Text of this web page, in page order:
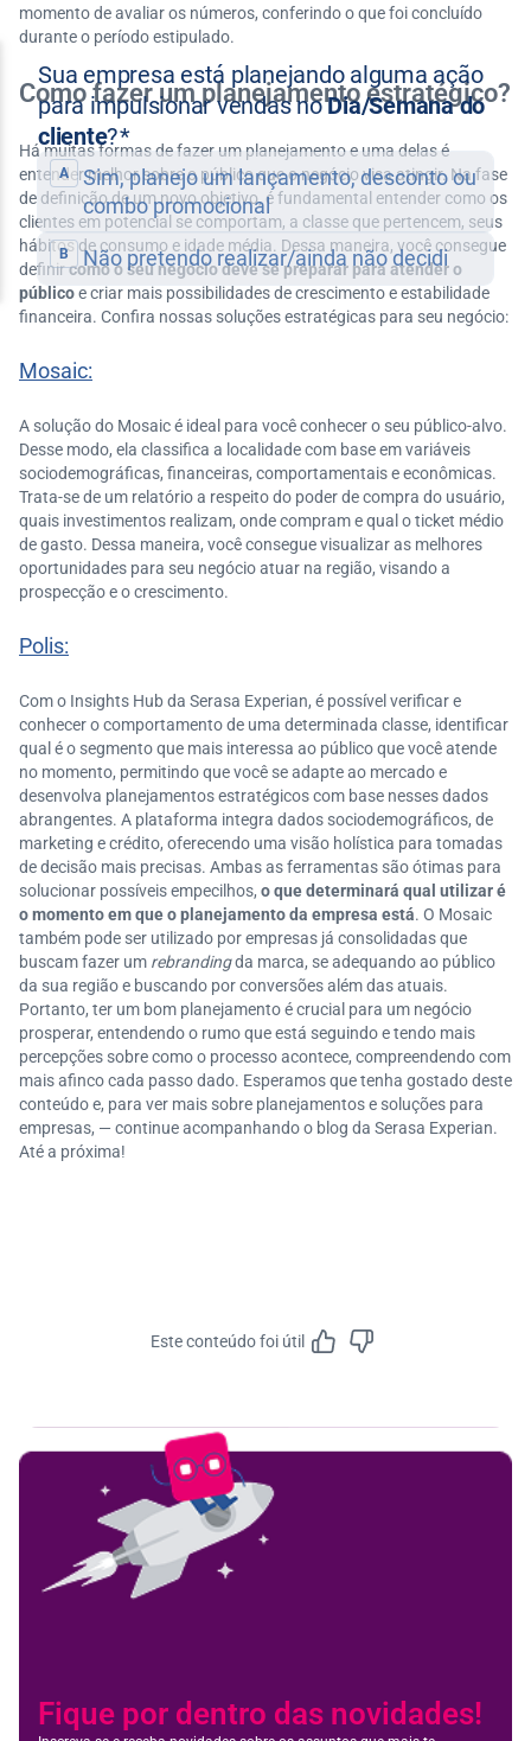
momento de avaliar os números, conferindo o que foi concluído
durante o período estipulado.
Como fazer um planejamento estratégico?
Há muitas formas de fazer um planejamento e uma delas é
entender melhor sobre o público que o negócio visa atingir. Na fase
de definição de um novo objetivo, é fundamental entender como os
clientes em potencial se comportam, a classe que pertencem, seus
hábitos de consumo e idade média. Dessa maneira, você consegue
definircomo o seu negócio deve se preparar para atender o
públicoe criar mais possibilidades de crescimento e estabilidade
financeira. Confira nossas soluções estratégicas para seu negócio:
Mosaic:
A solução do Mosaic é ideal para você conhecer o seu público-alvo.
Desse modo, ela classifica a localidade com base em variáveis
sociodemográficas, financeiras, comportamentais e econômicas.
Trata-se de um relatório a respeito do poder de compra do usuário,
quais investimentos realizam, onde compram e qual o ticket médio
de gasto. Dessa maneira, você consegue visualizar as melhores
oportunidades para seu negócio atuar na região, visando a
prospecção e o crescimento.
Polis:
Com o Insights Hub da Serasa Experian, é possível verificar e
conhecer o comportamento de uma determinada classe, identificar
qual é o segmento que mais interessa ao público que você atende
no momento, permitindo que você se adapte ao mercado e
desenvolva planejamentos estratégicos com base nesses dados
abrangentes. A plataforma integra dados sociodemográficos, de
marketing e crédito, oferecendo uma visão holística para tomadas
de decisão mais precisas. Ambas as ferramentas são ótimas para
solucionar possíveis empecilhos, o que determinará qual utilizar é
o momento em que o planejamento da empresa está. O Mosaic
também pode ser utilizado por empresas já consolidadas que
buscam fazer um rebrandingda marca, se adequando ao público
da sua região e buscando por conversões além das atuais.
Portanto, ter um bom planejamento é crucial para um negócio
prosperar, entendendo o rumo que está seguindo e tendo mais
percepções sobre como o processo acontece, compreendendo com
mais afinco cada passo dado. Esperamos que tenha gostado deste
conteúdo e, para ver mais sobre planejamentos e soluções para
empresas, — continue acompanhando o blog da Serasa Experian.
Até a próxima!
Este conteúdo foi útil
Fique por dentro das novidades!